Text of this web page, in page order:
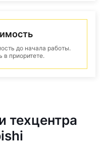
до начала работы.
в приоритете.
техцентра